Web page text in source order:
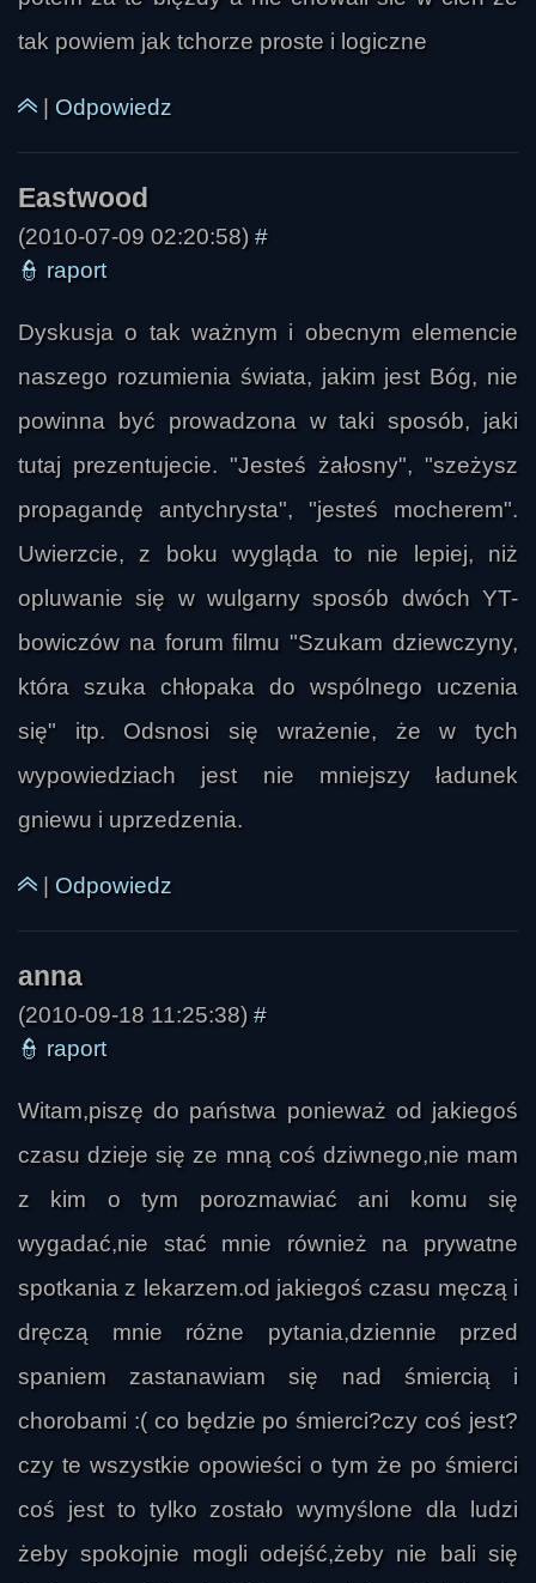
tak powiem jak tchorze proste i logiczne
Odpowiedz
(2010-07-09 02:20:58) #
👮 raport
Dyskusja o tak ważnym i obecnym elemencie
naszego rozumienia świata, jakim jest Bóg, nie
powinna być prowadzona w taki sposób, jaki
tutaj prezentujecie. "Jesteś żałosny", "szeżysz
propagandę antychrysta", "jesteś mocherem".
Uwierzcie, z boku wygląda to nie lepiej, niż
opluwanie się w wulgarny sposób dwóch YT-
bowiczów na forum filmu "Szukam dziewczyny,
która szuka chłopaka do wspólnego uczenia
się" itp. Odsnosi się wrażenie, że w tych
wypowiedziach jest nie mniejszy ładunek
gniewu i uprzedzenia.
Odpowiedz
(2010-09-18 11:25:38) #
👮 raport
Witam,piszę do państwa ponieważ od jakiegoś
czasu dzieje się ze mną coś dziwnego,nie mam
z kim o tym porozmawiać ani komu się
wygadać,nie stać mnie również na prywatne
spotkania z lekarzem.od jakiegoś czasu męczą i
dręczą mnie różne pytania,dziennie przed
spaniem zastanawiam się nad śmiercią i
chorobami :( co będzie po śmierci?czy coś jest?
czy te wszystkie opowieści o tym że po śmierci
coś jest to tylko zostało wymyślone dla ludzi
żeby spokojnie mogli odejść,żeby nie bali się
ukanio44